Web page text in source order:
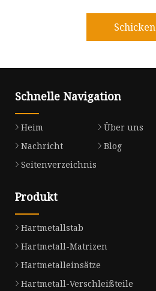
Schicken
Schnelle Navigation
Heim Über uns
Nachricht
Blog
Seitenverzeichnis
Produkt
Hartmetallstab
Hartmetall-Matrizen
Hartmetalleinsätze
Hartmetall-Verschleißteile